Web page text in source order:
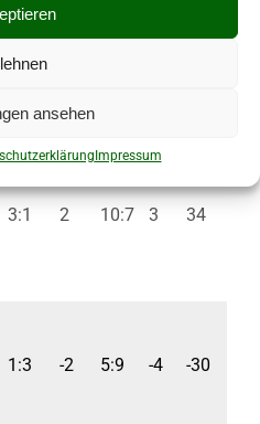
ansehen
Impressum
3:1 2 10:7 3 34
1:3 -2 5:9 -4 -30